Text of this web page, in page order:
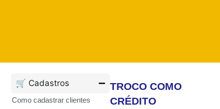
🛒 Cadastros
Como cadastrar clientes
TROCO COMO
CRÉDITO